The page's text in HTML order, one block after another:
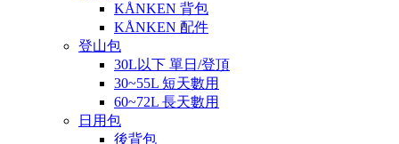
KÅNKEN 背包
KÅNKEN 配件
登山包
30L以下 單日/登頂
30~55L 短天數用
60~72L 長天數用
日用包
後背包